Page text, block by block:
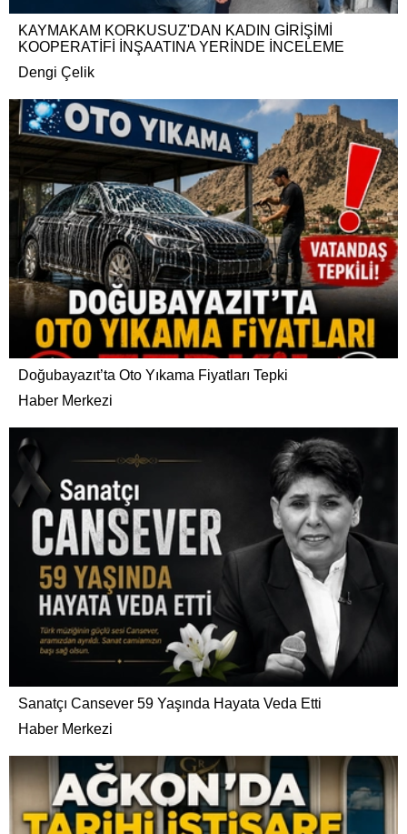
KAYMAKAM KORKUSUZ'DAN KADIN GİRİŞİMİ
KOOPERATİFİ İNŞAATINA YERİNDE İNCELEME
Dengi Çelik
Doğubayazıt’ta Oto Yıkama Fiyatları Tepki
Haber Merkezi
Sanatçı Cansever 59 Yaşında Hayata Veda Etti
Haber Merkezi